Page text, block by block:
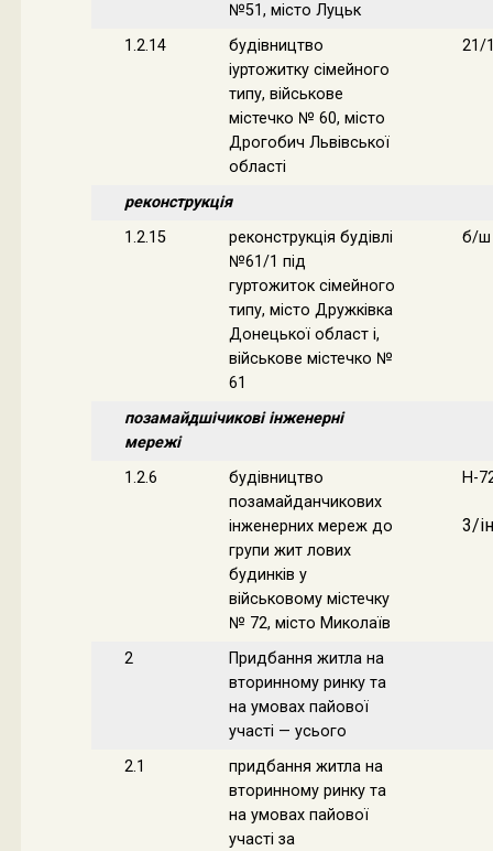
№51, місто Луцьк
1.2.14
будівництво
іуртожитку сімейного
типу, військове
містечко № 60, місто
Дрогобич Львівської
області
21/
реконструкція
1.2.15
реконструкція будівлі
№61/1 під
гуртожиток сімейного
типу, місто Дружківка
Донецької област і,
військове містечко №
61
б/ш
позамайдшічикові інженерні
мережі
1.2.6
будівництво
позамайданчикових
інженерних мереж до
групи жит лових
будинків у
військовому містечку
№ 72, місто Миколаїв
Н-
3/
2
Придбання житла на
вторинному ринку та
на умовах пайової
участі — усього
2.1
придбання житла на
вторинному ринку та
на умовах пайової
участі за